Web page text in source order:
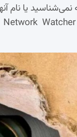
نمی‌شناسید یا نام